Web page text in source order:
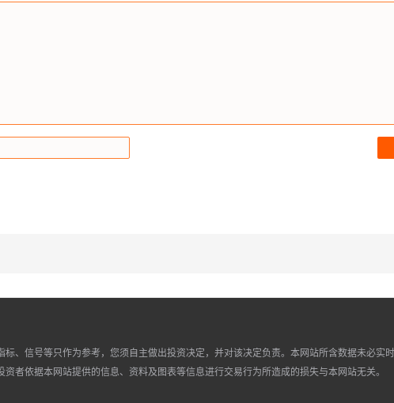
、信号等只作为参考，您须自主做出投资决定，并对该决定负责。本网站所含数据未必实
者依据本网站提供的信息、资料及图表等信息进行交易行为所造成的损失与本网站无关。